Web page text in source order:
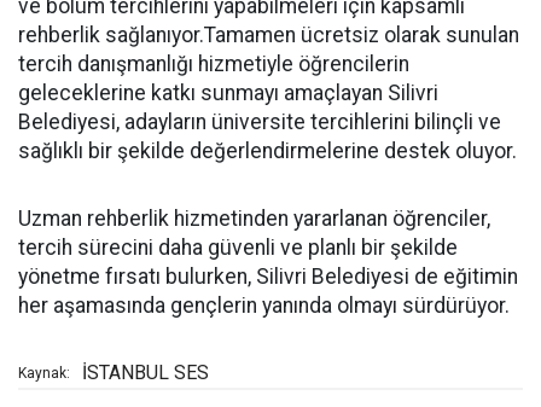
ve bölüm tercihlerini yapabilmeleri için kapsamlı
rehberlik sağlanıyor.Tamamen ücretsiz olarak sunulan
tercih danışmanlığı hizmetiyle öğrencilerin
geleceklerine katkı sunmayı amaçlayan Silivri
Belediyesi, adayların üniversite tercihlerini bilinçli ve
sağlıklı bir şekilde değerlendirmelerine destek oluyor.
Uzman rehberlik hizmetinden yararlanan öğrenciler,
tercih sürecini daha güvenli ve planlı bir şekilde
yönetme fırsatı bulurken, Silivri Belediyesi de eğitimin
her aşamasında gençlerin yanında olmayı sürdürüyor.
Kaynak: İSTANBUL SES